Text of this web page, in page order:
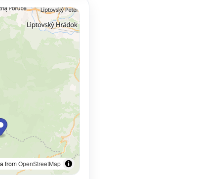
fromOpenStreetMap